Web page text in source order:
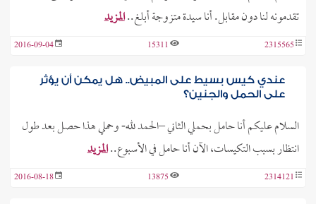
تقدمونه لنا دون مقابل. أنا سيدة متزوجة أبلغ..المزيد
2315565
15311
2016-09-04
عندي كيس بسيط على المبيض.. هل يمكن أن يؤثر
على الحمل والجنين؟
السلام عليكم أنا حامل بحملي الثاني –الحمد لله- وحملي هذا حصل بعد طول
انتظار بسبب التكيسات، الآن أنا حامل في الأسبوع..المزيد
2314121
13875
2016-08-18